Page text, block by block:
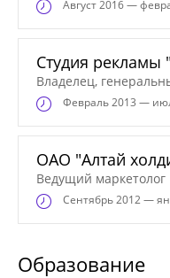
Август2016 —
Студия рекламы
Владелец,
Февраль2013 —
ОАО "Алтай
Ведущий маркетолог
Сентябрь2012 —
Образование